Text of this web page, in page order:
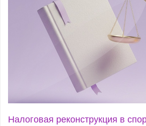
Налоговая реконструкция в